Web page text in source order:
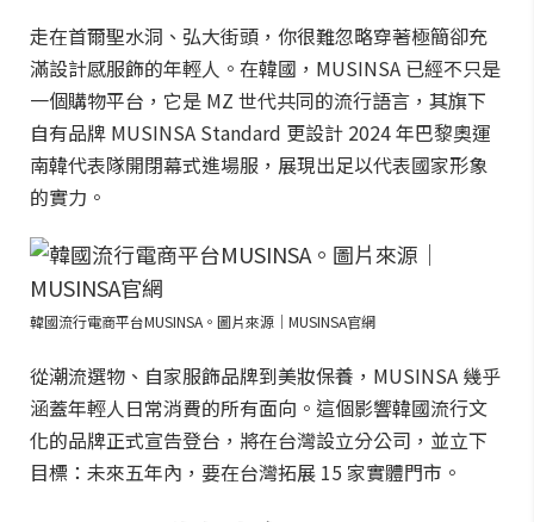
走在首爾聖水洞、弘大街頭，你很難忽略穿著極簡卻充
滿設計感服飾的年輕人。在韓國，MUSINSA 已經不只是
一個購物平台，它是 MZ 世代共同的流行語言，其旗下
自有品牌 MUSINSA Standard 更設計 2024 年巴黎奧運
南韓代表隊開閉幕式進場服，展現出足以代表國家形象
的實力。
韓國流行電商平台MUSINSA。圖片來源｜MUSINSA官網
從潮流選物、自家服飾品牌到美妝保養，MUSINSA 幾乎
涵蓋年輕人日常消費的所有面向。這個影響韓國流行文
化的品牌正式宣告登台，將在台灣設立分公司，並立下
目標：未來五年內，要在台灣拓展 15 家實體門市。